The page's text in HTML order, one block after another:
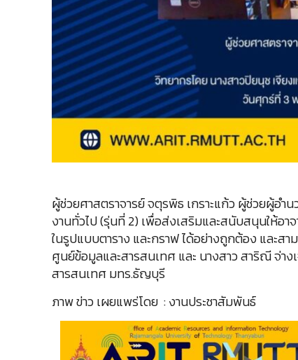
ผู้ช่วยศาสตราจารย์ จตุรพิธ เกราะแก้ว ผู้ช่วยผู้อำ
งานทั่วไป (รุ่นที่ 2) เพื่อส่งเสริมและสนับสนุนให้อา
ในรูปแบบตาราง และกราฟ ได้อย่างถูกต้อง และส
ศูนย์ข้อมูลและสารสนเทศ และ นางสาว สาริณี จ่
สารสนเทศ มทร.ธัญบุรี
ภาพ ข่าว เผยแพร่โดย : งานประชาสัมพันธ์